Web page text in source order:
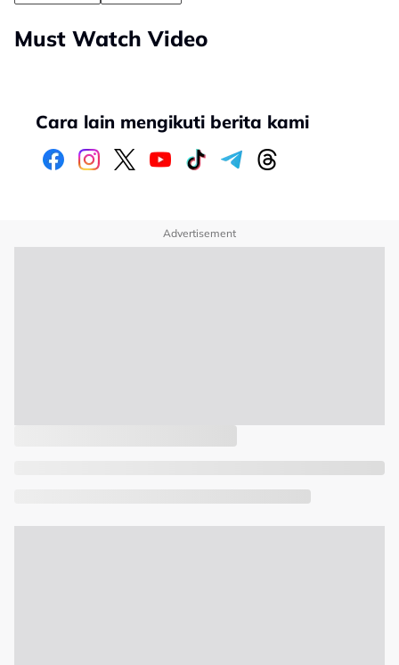
Must Watch Video
Cara lain mengikuti berita kami
Advertisement